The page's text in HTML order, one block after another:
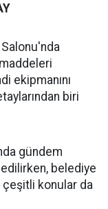
ekipmanını
biri
gündem
belediye
konular da